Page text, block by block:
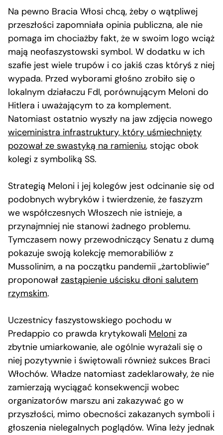
Na pewno Bracia Włosi chcą, żeby o wątpliwej
przeszłości zapomniała opinia publiczna, ale nie
pomaga im chociażby fakt, że w swoim logo wciąż
mają neofaszystowski symbol. W dodatku w ich
szafie jest wiele trupów i co jakiś czas któryś z niej
wypada. Przed wyborami głośno zrobiło się o
lokalnym działaczu FdI, porównującym Meloni do
Hitlera i uważającym to za komplement.
Natomiast ostatnio wyszły na jaw zdjęcia nowego
wiceministra infrastruktury, który uśmiechnięty
pozował ze swastyką na ramieniu, stojąc obok
kolegi z symboliką SS.
Strategią Meloni i jej kolegów jest odcinanie się od
podobnych wybryków i twierdzenie, że faszyzm
we współczesnych Włoszech nie istnieje, a
przynajmniej nie stanowi żadnego problemu.
Tymczasem nowy przewodniczący Senatu z dumą
pokazuje swoją kolekcję memorabiliów z
Mussolinim, a na początku pandemii „żartobliwie”
proponował zastąpienie uścisku dłoni salutem
rzymskim.
Uczestnicy faszystowskiego pochodu w
Predappio co prawda krytykowali Meloni za
zbytnie umiarkowanie, ale ogólnie wyrażali się o
niej pozytywnie i świętowali również sukces Braci
Włochów. Władze natomiast zadeklarowały, że nie
zamierzają wyciągać konsekwencji wobec
organizatorów marszu ani zakazywać go w
przyszłości, mimo obecności zakazanych symboli i
głoszenia nielegalnych poglądów. Wina leży jednak